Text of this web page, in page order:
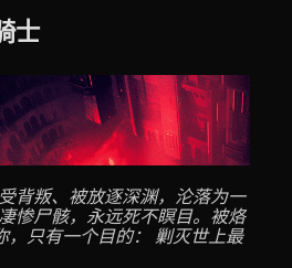
士
背叛、被放逐深渊，沦落为一
惨尸骸，永远死不瞑目。被烙
，只有一个目的： 剿灭世上最